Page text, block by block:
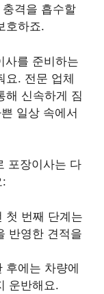
격을 흡수할
호하죠.
사를 준비하는
요. 전문 업체
해 신속하게 짐
일상 속에서
포장이사는 다
:
첫 번째 단계는
반영한 견적을
후에는 차량에
운반해요.